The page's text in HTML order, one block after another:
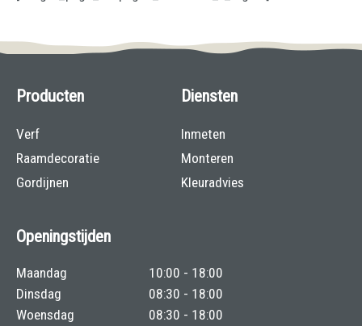
Producten
Verf
Raamdecoratie
Gordijnen
Diensten
Inmeten
Monteren
Kleuradvies
Openingstijden
Maandag
10:00 - 18:00
Dinsdag
08:30 - 18:00
Woensdag
08:30 - 18:00